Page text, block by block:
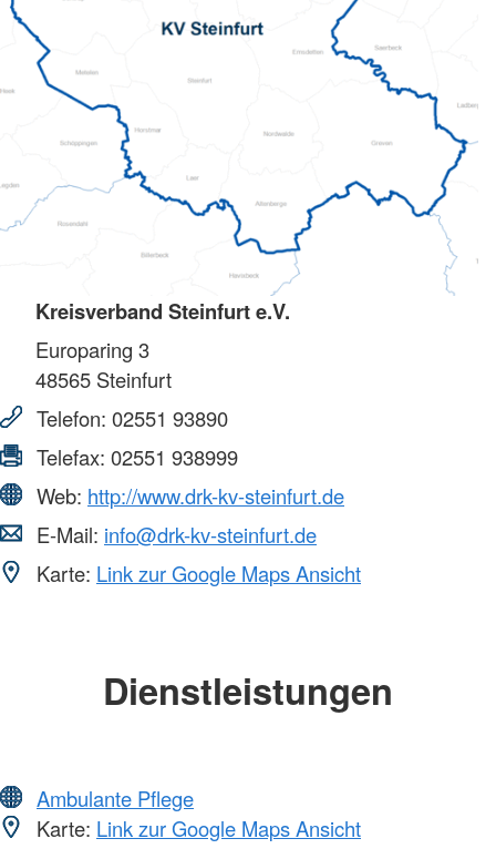
Kreisverband Steinfurt e.V.
Europaring 3
48565 Steinfurt
Telefon: 02551 93890
Telefax: 02551 938999
Web: http://www.drk-kv-steinfurt.de
E-Mail: info@drk-kv-steinfurt.de
Karte: Link zur Google Maps Ansicht
Dienstleistungen
Ambulante Pflege
Karte: Link zur Google Maps Ansicht